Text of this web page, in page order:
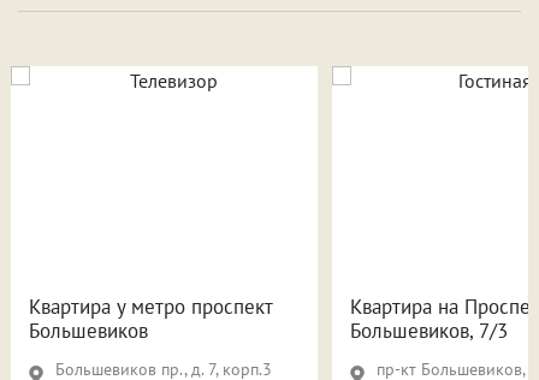
Квартира у метро проспект
Большевиков
Большевиков пр., д. 7, корп.3
Квартира на
Большевиков, 7/3
пр-кт Большевиков,